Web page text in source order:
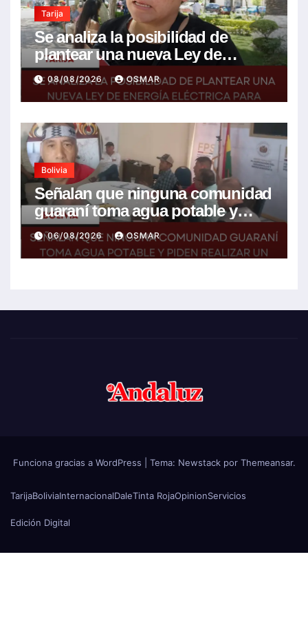
Tarija
Se analiza la posibilidad de
plantear una nueva Ley de
energía eléctrica para incluir la
tarifa solidaria
08/08/2026 OSMAR
Bolivia
Señalan que ninguna comunidad
guaraní toma agua potable y
piden realizar un Foro para
resolver la problemática
06/08/2026 OSMAR
Funciona gracias a WordPress Tema: Newstackpor Themeansar.
TarijaBoliviaInternacionalDaleTinta RojaOpinionServicios
Edición Digital